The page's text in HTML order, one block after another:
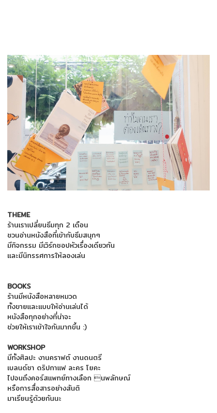
THEME
ร้านเราเปลี่ยนธีมทุก 2 เดือน
ชวนอ่านหนังสือที่เข้ากับธีมสนุกๆ
มีกิจกรรม มีเวิร์กชอปหัวเรื่องเดียวกัน
และมีนิทรรศการให้ลองเล่น
BOOKS
ร้านมีหนังสือหลายหมวด
ทั้งขายและแบบให้อ่านเล่นได้
หนังสือทุกอย่างที่น่าจะ
ช่วยให้เราเข้าใจกันมากขึ้น :)
WORKSHOP
มีทั้งศิลปะ งานคราฟต์ งานดนตรี
เบลนด์ชา ดริปกาแฟ ละคร โยคะ
ไปจนถึงคอร์สแพทย์ทางเลือก นพลักษณ์
หรือการสื่อสารอย่างสันติ
มาเรียนรู้ด้วยกันนะ